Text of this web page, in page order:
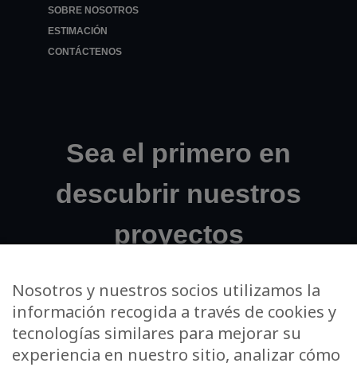
SOBRE NOSOTROS
ESTIMACIÓN
CONTÁCTENOS
Sea el primero en
descubrir nuestros
proyectos
Su dirección de correo electrónico
Nosotros y nuestros socios utilizamos la
información recogida a través de cookies y
tecnologías similares para mejorar su
experiencia en nuestro sitio, analizar cómo